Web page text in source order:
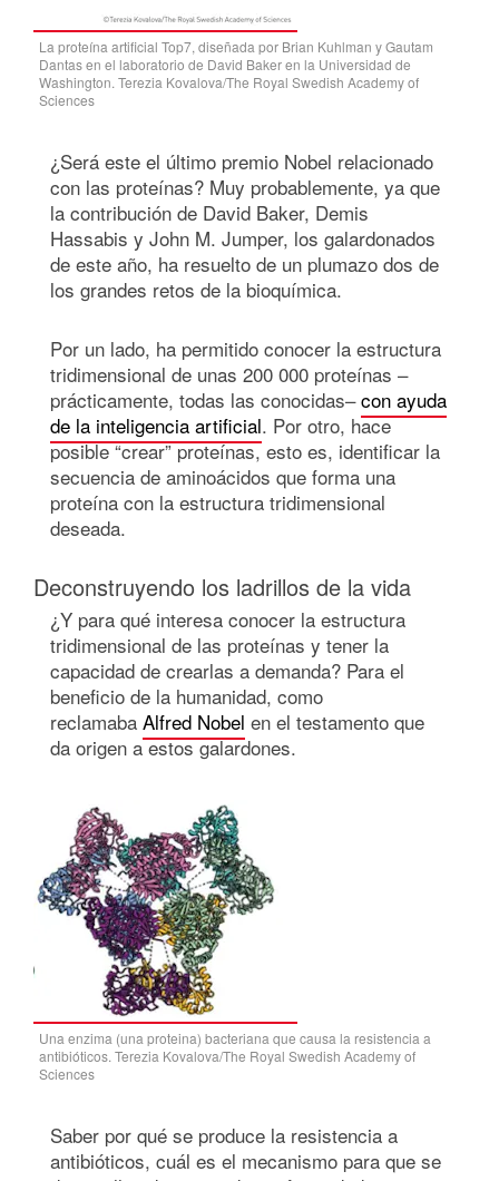
La proteína artificial Top7, diseñada por Brian Kuhlman y Gautam
Dantas en el laboratorio de David Baker en la Universidad de
Washington. Terezia Kovalova/The Royal Swedish Academy of
Sciences
¿Será este el último premio Nobel relacionado
con las proteínas? Muy probablemente, ya que
la contribución de David Baker, Demis
Hassabis y John M. Jumper, los galardonados
de este año, ha resuelto de un plumazo dos de
los grandes retos de la bioquímica.
Por un lado, ha permitido conocer la estructura
tridimensional de unas 200 000 proteínas –
prácticamente, todas las conocidas–con ayuda
de la inteligencia artificial. Por otro, hace
posible “crear” proteínas, esto es, identificar la
secuencia de aminoácidos que forma una
proteína con la estructura tridimensional
deseada.
Deconstruyendo los ladrillos de la vida
¿Y para qué interesa conocer la estructura
tridimensional de las proteínas y tener la
capacidad de crearlas a demanda? Para el
beneficio de la humanidad, como
reclamaba Alfred Nobel en el testamento que
da origen a estos galardones.
Una enzima (una proteina) bacteriana que causa la resistencia a
antibióticos. Terezia Kovalova/The Royal Swedish Academy of
Sciences
Saber por qué se produce la resistencia a
antibióticos, cuál es el mecanismo para que se